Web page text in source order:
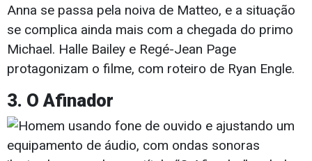
Anna se passa pela noiva de Matteo, e a situação
se complica ainda mais com a chegada do primo
Michael. Halle Bailey e Regé-Jean Page
protagonizam o filme, com roteiro de Ryan Engle.
3. O Afinador